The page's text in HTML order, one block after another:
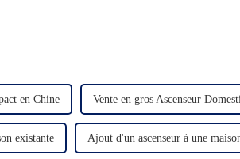
en Chine Vente en gros Ascenseur
existante Ajout d'un ascenseur à une